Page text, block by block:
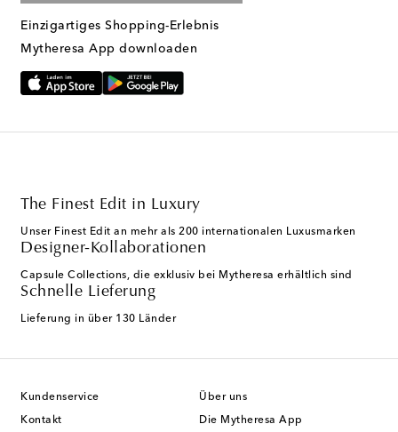
Einzigartiges Shopping-Erlebnis
Mytheresa App downloaden
The Finest Edit in Luxury
Unser Finest Edit an mehr als 200 internationalen Luxusmarken
Designer-Kollaborationen
Capsule Collections, die exklusiv bei Mytheresa erhältlich sind
Schnelle Lieferung
Lieferung in über 130 Länder
Kundenservice
Kontakt
Über uns
Die Mytheresa App